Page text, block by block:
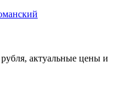
актуальные цены и